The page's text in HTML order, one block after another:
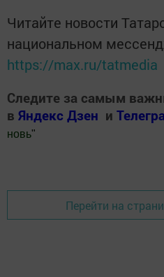
Читайте новости
национальном
https://max.ru/tatmedia
Следите за самым
в Яндекс Дзен и
новь"
Перейти на